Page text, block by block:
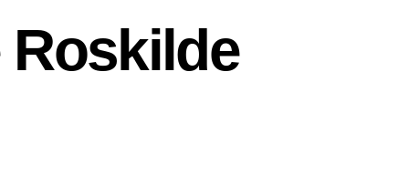
Roskilde